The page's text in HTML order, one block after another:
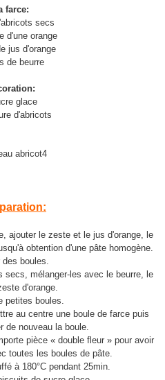
farce:
secs
d'une orange
jus d'orange
de beurre
glace
d'abricots
ajouter le zeste et le jus d'orange, le
obtention d'une pâte homogène.
des boules.
secs, mélanger-les avec le beurre, le
d'orange.
petites boules.
au centre une boule de farce puis
de nouveau la boule.
pièce « double fleur » pour avoir
toutes les boules de pâte.
à 180°C pendant 25min.